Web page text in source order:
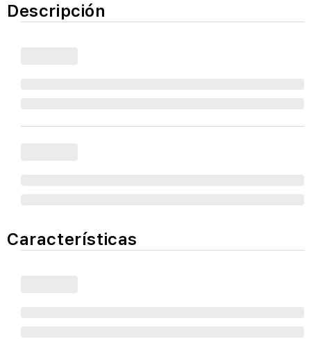
Descripción
Características